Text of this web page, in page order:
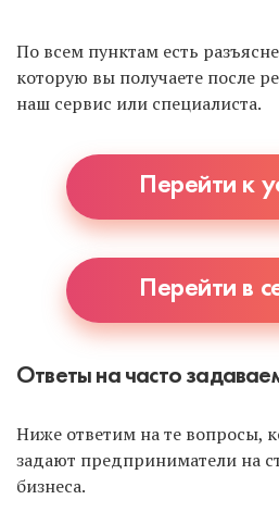
По всем пунктам есть
которую вы получаете после
наш сервис или специалиста.
Перейти к
Перейти в
Ответы на часто
Ниже ответим на те вопросы,
задают предприниматели на
бизнеса.